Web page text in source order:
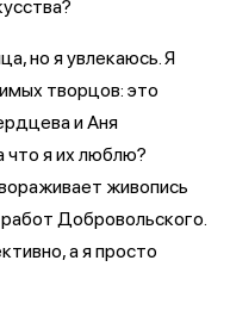
но я увлекаюсь. Я
творцов: это
и Аня
что я их люблю?
живопись
Добровольского.
а я просто